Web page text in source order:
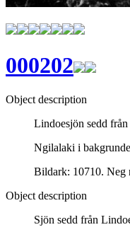
000202
Object description
Lindoesjön sedd
Ngilalaki i
Bildark: 10710. Neg
Object description
Sjön sedd från